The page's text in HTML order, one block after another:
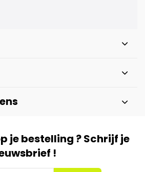
je bestelling ? Schrijf je
!